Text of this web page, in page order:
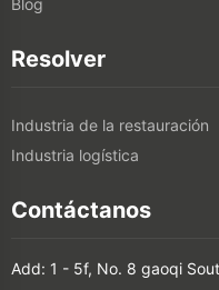
Resolver
Industria de la restauración
Industria logística
Contáctanos
Add: 1 - 5f, No. 8 gaoqi